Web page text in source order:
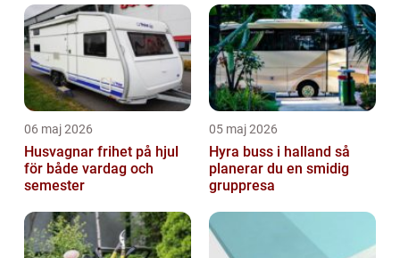
06 maj 2026
Husvagnar frihet på hjul
för både vardag och
semester
05 maj 2026
Hyra buss i halland så
planerar du en smidig
gruppresa